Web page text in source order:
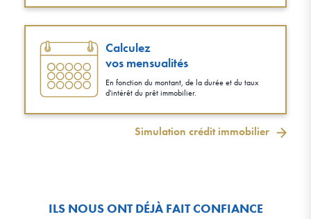
Calculez
vos mensualités
En fonction du montant, de la durée et du taux
d'intérêt du prêt immobilier.
Simulation crédit immobilier
ILS NOUS ONT DÉJÀ FAIT CONFIANCE